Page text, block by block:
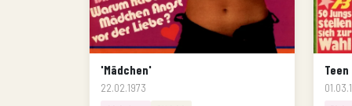
'Mädchen'
22.02.1973